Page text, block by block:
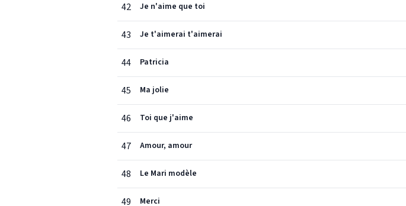
42 Je n'aime que toi
43 Je t'aimerai t'aimerai
44 Patricia
45 Ma jolie
46 Toi que j'aime
47 Amour, amour
48 Le Mari modèle
49 Merci